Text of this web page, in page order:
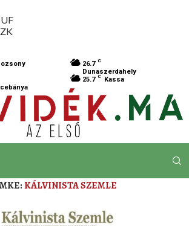
26.7 C
Dunaszerdahely
25.7 C Kassa
KÁLVINISTA SZEMLE